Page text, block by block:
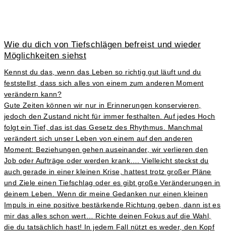
Wie du dich von Tiefschlägen befreist und wieder
Möglichkeiten siehst
Kennst du das, wenn das Leben so richtig gut läuft und du
feststellst, dass sich alles von einem zum anderen Moment
verändern kann?
Gute Zeiten können wir nur in Erinnerungen konservieren,
jedoch den Zustand nicht für immer festhalten. Auf jedes Hoch
folgt ein Tief, das ist das Gesetz des Rhythmus. Manchmal
verändert sich unser Leben von einem auf den anderen
Moment: Beziehungen gehen auseinander, wir verlieren den
Job oder Aufträge oder werden krank…. Vielleicht steckst du
auch gerade in einer kleinen Krise, hattest trotz großer Pläne
und Ziele einen Tiefschlag oder es gibt große Veränderungen in
deinem Leben. Wenn dir meine Gedanken nur einen kleinen
Impuls in eine positive bestärkende Richtung geben, dann ist es
mir das alles schon wert… Richte deinen Fokus auf die Wahl,
die du tatsächlich hast! In jedem Fall nützt es weder, den Kopf